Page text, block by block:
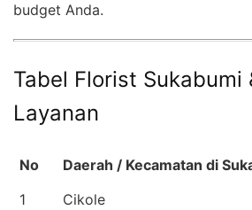
budget Anda.
Tabel Florist Sukabumi
Layanan
No
Daerah / Kecamatan di
1
Cikole